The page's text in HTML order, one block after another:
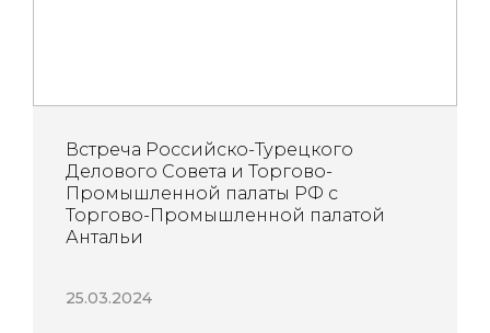
Встреча Российско-Турецкого
Делового Совета и Торгово-
Промышленной палаты РФ с
Торгово-Промышленной палатой
Антальи
25.03.2024